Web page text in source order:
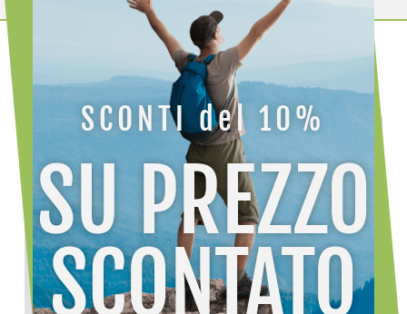
HOME /SATY BIOLINE/ BIOLINE 994 INGRASSATO
SCONTI del 10%
SU PREZZO
SCONTATO